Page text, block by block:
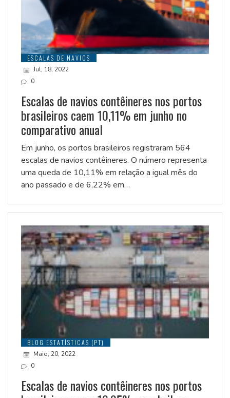
ESCALAS DE NAVIOS
Jul, 18, 2022
0
Escalas de navios contêineres nos portos
brasileiros caem 10,11% em junho no
comparativo anual
Em junho, os portos brasileiros registraram 564
escalas de navios contêineres. O número representa
uma queda de 10,11% em relação a igual mês do
ano passado e de 6,22% em…
BLOG ESTATÍSTICAS (PT)
Maio, 20, 2022
0
Escalas de navios contêineres nos portos